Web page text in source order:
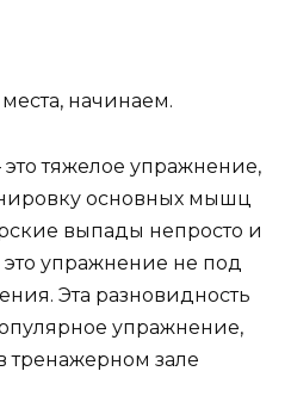
начинаем.
тяжелое упражнение,
основных мышц
выпады непросто и
упражнение не под
Эта разновидность
упражнение,
тренажерном зале